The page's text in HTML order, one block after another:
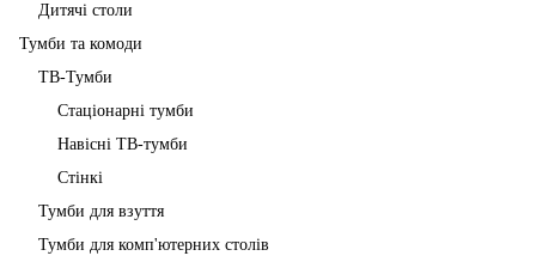
Дитячі столи
Тумби та комоди
ТВ-Тумби
Стаціонарні тумби
Навісні ТВ-тумби
Стінкі
Тумби для взуття
Тумби для комп'ютерних столів